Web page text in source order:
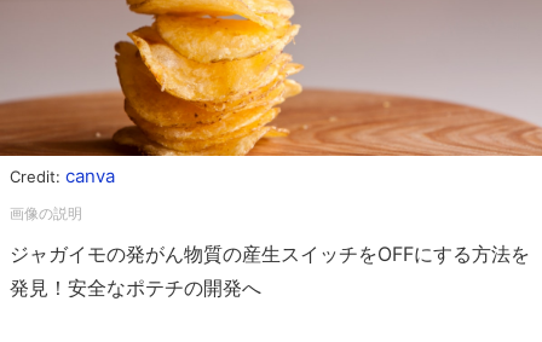
Credit: canva
ジャガイモの発がん物質の産生スイッチをOFFにする方法を
発見！安全なポテチの開発へ